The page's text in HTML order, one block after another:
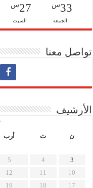
33س
الجمعة
27س
السبت
تواصل معنا
الأرشيف
ن
ث أرب
3
4
5
10
11
12
17
18
19